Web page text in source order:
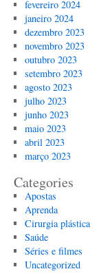
fevereiro 2024
janeiro 2024
dezembro 2023
novembro 2023
outubro 2023
setembro 2023
agosto 2023
julho 2023
junho 2023
maio 2023
abril 2023
março 2023
Categories
Apostas
Aprenda
Cirurgia plástica
Saúde
Séries e filmes
Uncategorized